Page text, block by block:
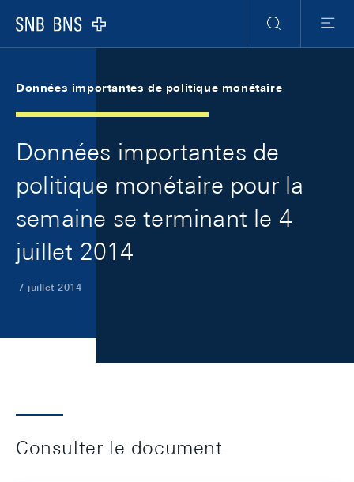
Logo
RechercheMenu
Données importantes de politique monétaire
Données importantes de
politique monétaire pour la
semaine se terminant le 4
juillet 2014
7 juillet 2014
Consulter le document